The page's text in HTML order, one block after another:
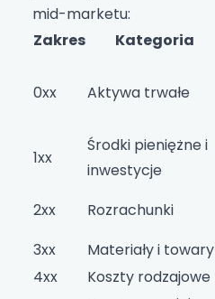
mid-marketu:
Zakres
Kategoria
0xx Aktywa trwałe
1xx
Środki pieniężne i
inwestycje
2xx
Rozrachunki
3xx
Materiały i towary
4xx
Koszty rodzajowe